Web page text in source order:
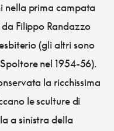
nella prima campata
Filippo Randazzo
(gli altri sono
nel 1954-56).
la ricchissima
le sculture di
a sinistra della